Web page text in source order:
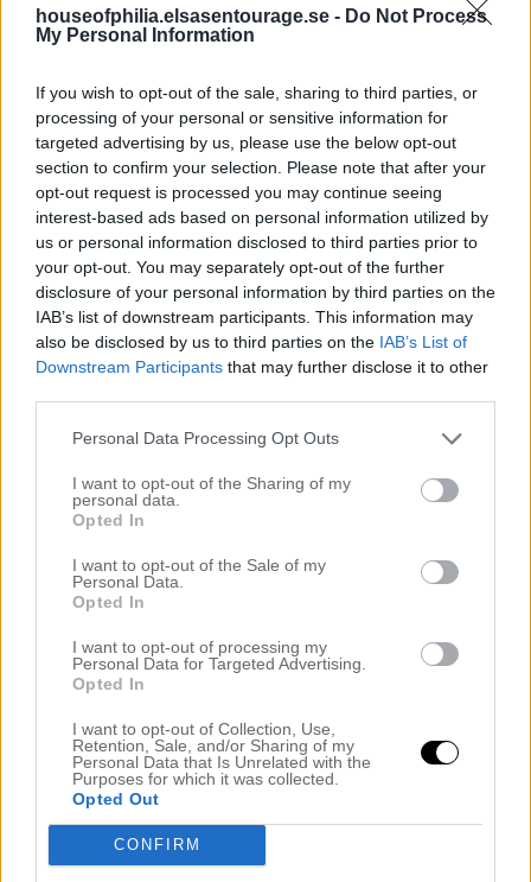
houseofphilia.elsasentourage.se - Do Not Process
My Personal Information
If you wish to opt-out of the sale, sharing to third parties, or
processing of your personal or sensitive information for
targeted advertising by us, please use the below opt-out
section to confirm your selection. Please note that after your
opt-out request is processed you may continue seeing
interest-based ads based on personal information utilized by
us or personal information disclosed to third parties prior to
your opt-out. You may separately opt-out of the further
disclosure of your personal information by third parties on the
IAB’s list of downstream participants. This information may
also be disclosed by us to third parties on the IAB’s List of
Downstream Participants that may further disclose it to other
Personal Data Processing Opt Outs
I want to opt-out of the Sharing of my
personal data.
Opted In
I want to opt-out of the Sale of my
Personal Data.
Opted In
I want to opt-out of processing my
Personal Data for Targeted Advertising.
Opted In
I want to opt-out of Collection, Use,
Retention, Sale, and/or Sharing of my
Personal Data that Is Unrelated with the
Purposes for which it was collected.
Opted Out
CONFIRM
Drömmen
Ewa i Walla
Flickorna
Förlossningen
Fotograferingar & Uppdrag
FRÅGOR & SVAR
Hallen
INNEHÅLLER REKLAMLÄNK – PRODUKT KÖPT MED
RABATT
INNEHÅLLER REKLAMLÄNKAR
JUL
Jul i Lanthandeln
JULGOTT
Julhysterin 2014
Julpeppen 2016
Kejsarsnittet
Kontoret
Lanthandeln
Lilla hallen
Livräddare
Lutande Huset
Mode – Skönhet
Nestinghysterin
Nestinghysterin 2.0
Noahs rum
Okategoriserade
Önskerubrik